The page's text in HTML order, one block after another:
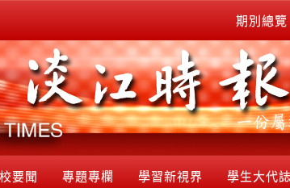
期別總覽
要聞 專題專欄 學習新視界 學生大代誌